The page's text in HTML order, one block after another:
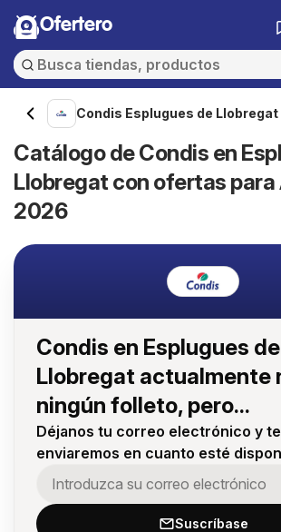
Ofertero
Condis Esplugues de Llobregat
Catálogo de Condis en
Llobregat con ofertas para
2026
Condis en Esplugues de
Llobregat actualmente
ningún folleto, pero...
Déjanos tu correo electrónico y
enviaremos en cuanto esté
Suscríbase